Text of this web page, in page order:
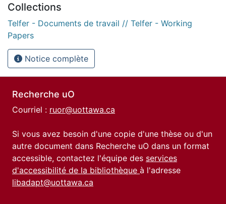
Collections
Telfer - Documents de travail // Telfer - Working
Papers
Notice complète
Recherche uO
Courriel : ruor@uottawa.ca
Si vous avez besoin d'une copie d'une thèse ou d'un
autre document dans Recherche uO dans un format
accessible, contactez l'équipe des services
d'accessibilité de la bibliothèque à l'adresse
libadapt@uottawa.ca